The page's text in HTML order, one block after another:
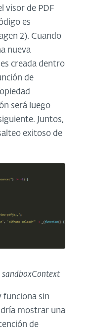
visor de PDF
es
2). Cuando
nueva
creada dentro
de
será luego
Juntos,
exitoso de
sandboxContext
funciona sin
mostrar una
de